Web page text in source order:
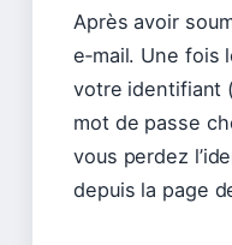
Après avoir
e‑mail. Une fois
votre identifiant
mot de passe
vous perdez
depuis la page